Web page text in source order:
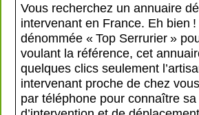
Vous recherchez un annuaire
intervenant en France. Eh bien
dénommée « Top Serrurier »
voulant la référence, cet
quelques clics seulement
intervenant proche de chez
par téléphone pour connaître